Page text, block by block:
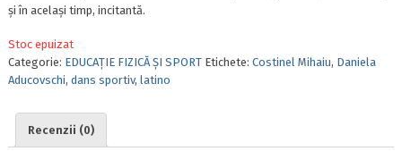
și în același timp, incitantă.
Stoc epuizat
Categorie: EDUCAȚIE FIZICĂ ȘI SPORT Etichete: Costinel Mihaiu, Daniela
Aducovschi, dans sportiv, latino
Recenzii (0)